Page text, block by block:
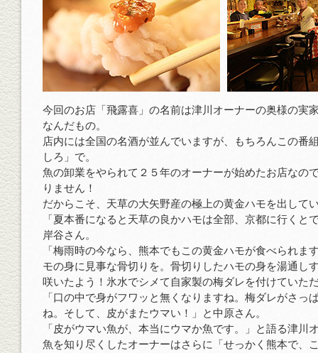
今回のお店「飛露喜」の名前は津川オーナーの奥様の実
なんだもの。
店内には全国の名酒が並んでいますが、もちろんこの番
しろ」で。
魚の卸業をやられて２５年のオーナーが始めたお店なの
りません！
だからこそ、天草の大矢野産の極上の黄金ハモを出して
「夏本番になると天草の良かハモは全部、京都に行くと
岸谷さん。
「梅雨時の今なら、熊本でもこの黄金ハモが食べられま
モの身に見事な骨切りを。骨切りしたハモの身を湯通し
咲いたよう！氷水でシメて自家製の梅ダレを付けていた
「口の中で身がフワッと無くなりますね。梅ダレがさっ
ね。そして、皮がまたウマい！」と中原さん。
「皮がウマい魚が、本当にウマか魚です。」と語る津川
魚を知り尽くしたオーナーはさらに「せっかく熊本で、